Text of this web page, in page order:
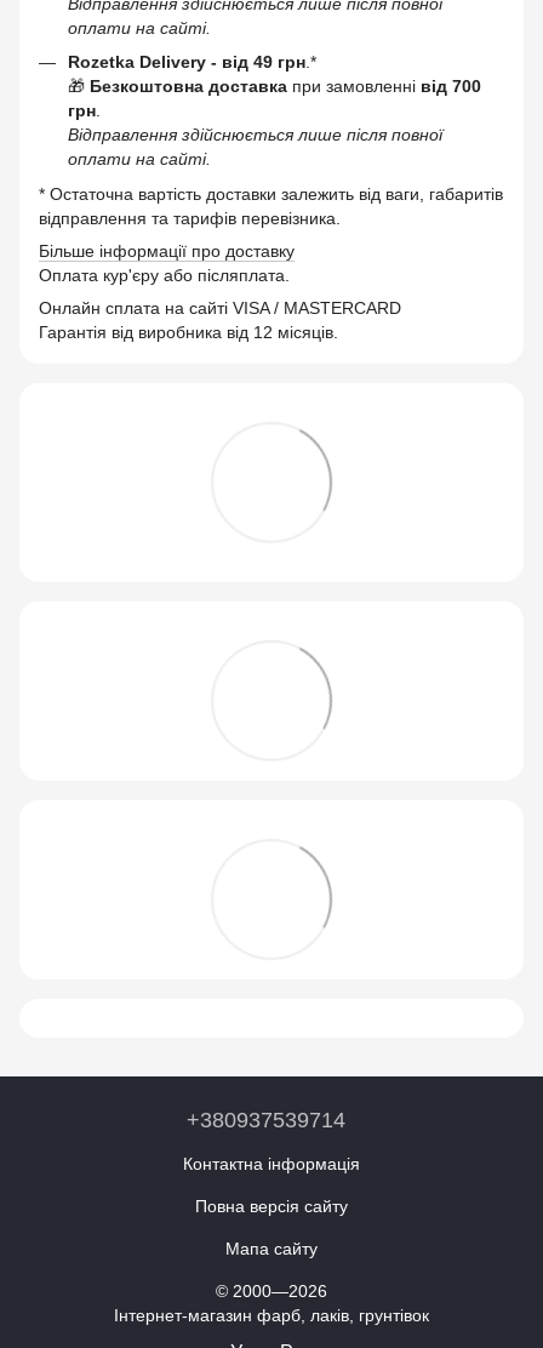
оплати на сайті.
Rozetka Delivery - від 49 грн .*
🎁 Безкоштовна доставка при замовленні від 700
грн
Відправлення здійснюється лише після повної
оплати на сайті.
* Остаточна вартість доставки залежить від ваги, габаритів
відправлення та тарифів перевізника.
Більше інформації про доставку
Оплата кур'єру або післяплата.
Онлайн сплата на сайті VISA / MASTERCARD
Гарантія від виробника від 12 місяців.
+380937539714
Контактна інформація
Повна версія сайту
Мапа сайту
© 2000—2026
Інтернет-магазин фарб, лаків, грунтівок